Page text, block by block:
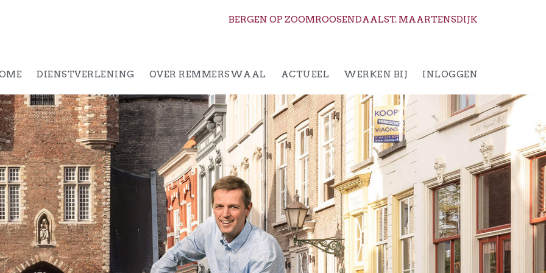
BERGEN OP ZOOMROOSENDAALST. MAARTENSDIJK
DIENSTVERLENING OVER REMMERSWAAL ACTUEEL WERKEN BIJ INLOGGEN